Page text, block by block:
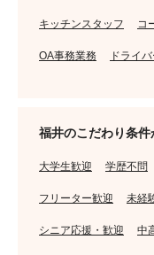
キッチンスタッフ コ
OA事務業務 ドライ
福井のこだわり条件
大学生歓迎 学歴不問
フリーター歓迎 未経
シニア応援・歓迎 中